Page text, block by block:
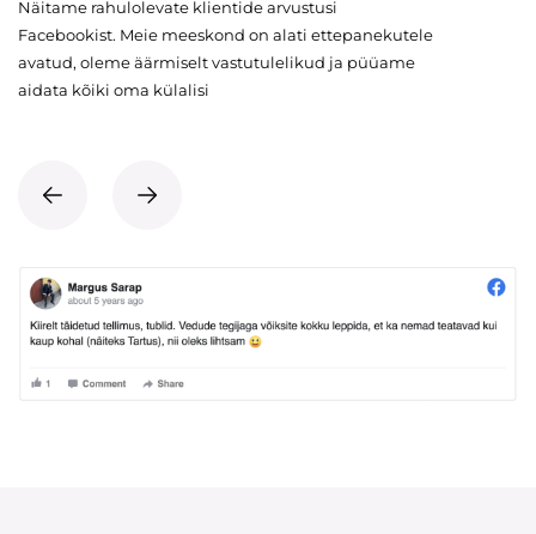
Näitame rahulolevate klientide arvustusi
Facebookist. Meie meeskond on alati ettepanekutele
avatud, oleme äärmiselt vastutulelikud ja püüame
aidata kõiki oma külalisi